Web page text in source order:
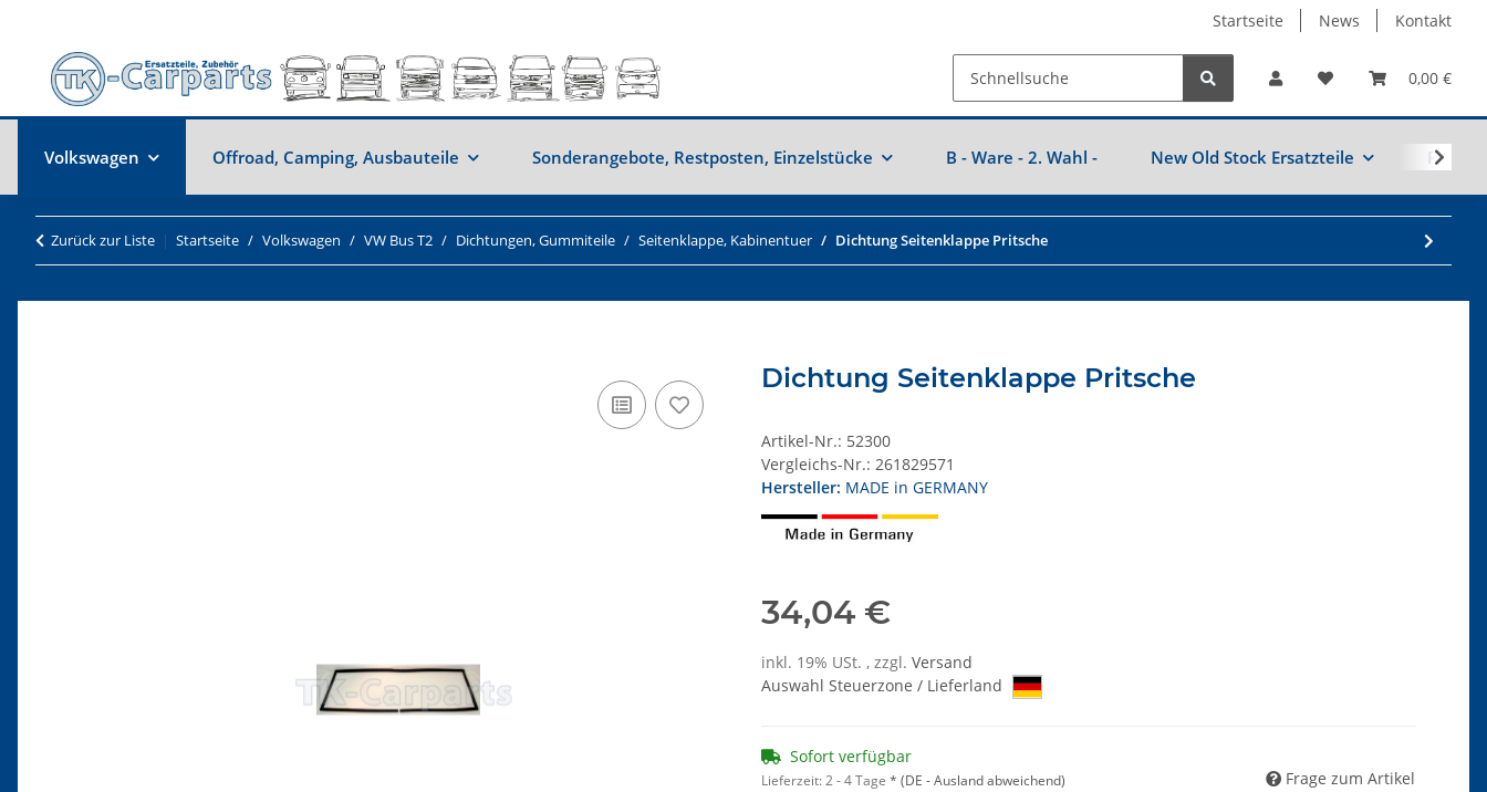
Startseite News Kontakt
0,00 €
Volkswagen Offroad, Camping, Ausbauteile Sonderangebote, Restposten, Einzelstücke B - Ware - 2. Wahl - New Old Stock Ersatzteile
Zurück zur Liste Startseite Volkswagen VW Bus T2 Dichtungen, Gummiteile Seitenklappe, Kabinentuer Dichtung Seitenklappe Pritsche
Dichtung Seitenklappe Pritsche
Artikel-Nr.: 52300
Vergleichs-Nr.: 261829571
Hersteller: MADE in GERMANY
34,04 €
inkl. 19% USt. , zzgl. Versand
Auswahl Steuerzone / Lieferland
Sofort verfügbar
Lieferzeit:2 - 4 Tage * (DE - Ausland abweichend) Frage zum Artikel